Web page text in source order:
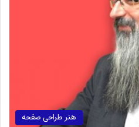
هنر طراحی صفحه